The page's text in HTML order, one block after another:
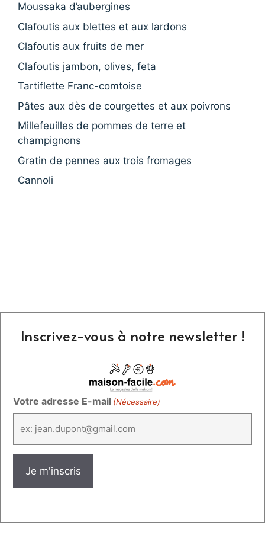
Moussaka d’aubergines
Clafoutis aux blettes et aux lardons
Clafoutis aux fruits de mer
Clafoutis jambon, olives, feta
Tartiflette Franc-comtoise
Pâtes aux dès de courgettes et aux poivrons
Millefeuilles de pommes de terre et
champignons
Gratin de pennes aux trois fromages
Cannoli
Inscrivez-vous à notre newsletter !
Votre adresse E-mail (Nécessaire)